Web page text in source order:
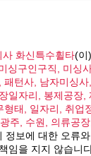
사 화신특수휠타(이
싱구인구직, 미싱
턴사, 남자미싱
일자리, 봉제공장,
형태, 일자리, 취업
주, 수원, 의류공
정보에 대한 오류
임을 지지 않습니